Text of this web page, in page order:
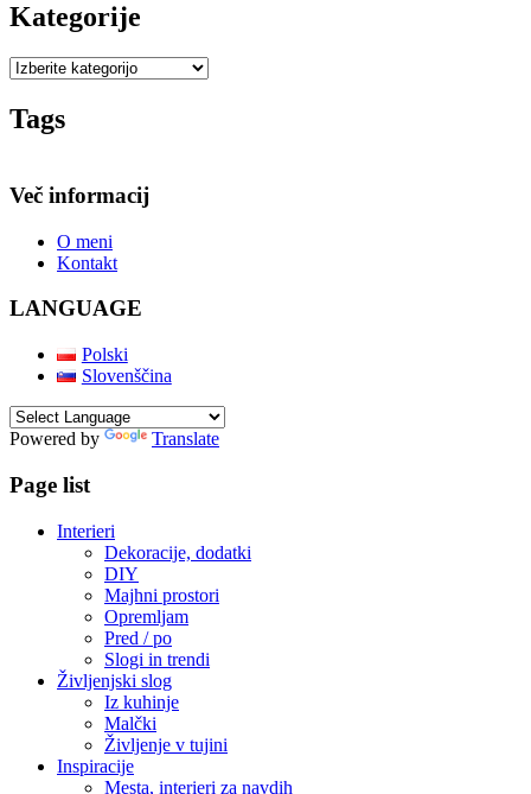
Kategorije
Tags
Več informacij
O meni
Kontakt
LANGUAGE
Polski
Slovenščina
Powered by Translate
Page list
Interieri
Dekoracije, dodatki
DIY
Majhni prostori
Opremljam
Pred / po
Slogi in trendi
Življenjski slog
Iz kuhinje
Malčki
Življenje v tujini
Inspiracije
Mesta, interieri za navdih